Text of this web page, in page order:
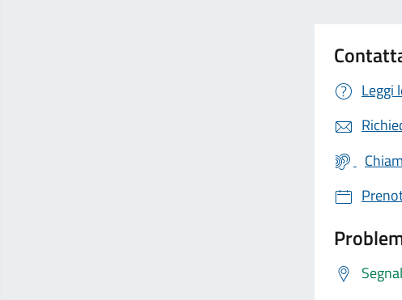
Leggi